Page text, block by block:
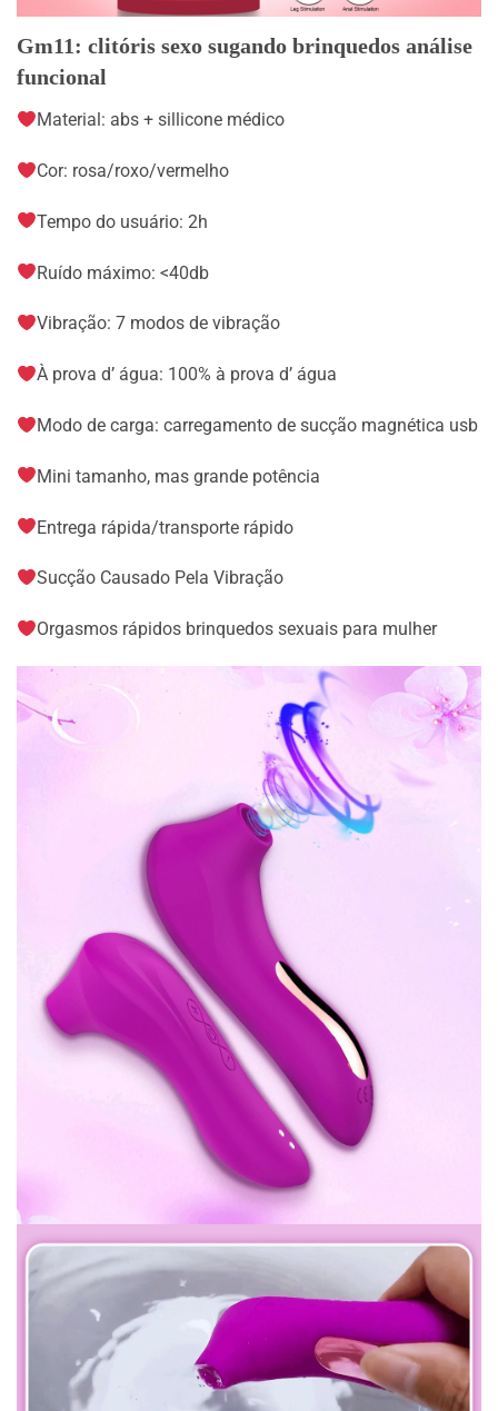
Gm11: clitóris sexo sugando brinquedos análise
funcional
Material: abs + sillicone médico
Cor: rosa/roxo/vermelho
Tempo do usuário: 2h
Ruído máximo: <40db
Vibração: 7 modos de vibração
À prova d’ água: 100% à prova d’ água
Modo de carga: carregamento de sucção magnética usb
Mini tamanho, mas grande potência
Entrega rápida/transporte rápido
Sucção Causado Pela Vibração
Orgasmos rápidos brinquedos sexuais para mulher